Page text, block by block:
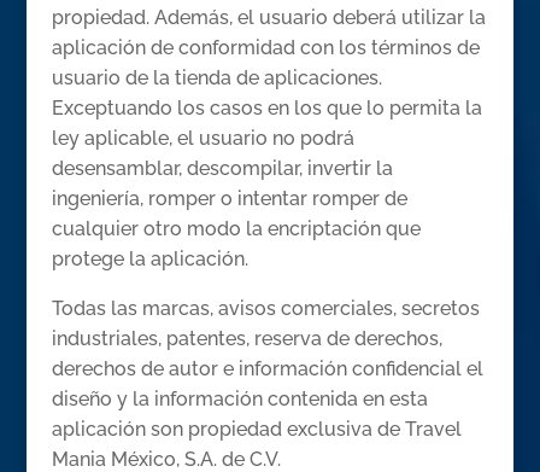
propiedad. Además, el usuario deberá utilizar la
aplicación de conformidad con los términos de
usuario de la tienda de aplicaciones.
Exceptuando los casos en los que lo permita la
ley aplicable, el usuario no podrá
desensamblar, descompilar, invertir la
ingeniería, romper o intentar romper de
cualquier otro modo la encriptación que
protege la aplicación.
Todas las marcas, avisos comerciales, secretos
industriales, patentes, reserva de derechos,
derechos de autor e información confidencial el
diseño y la información contenida en esta
aplicación son propiedad exclusiva de Travel
Mania México, S.A. de C.V.